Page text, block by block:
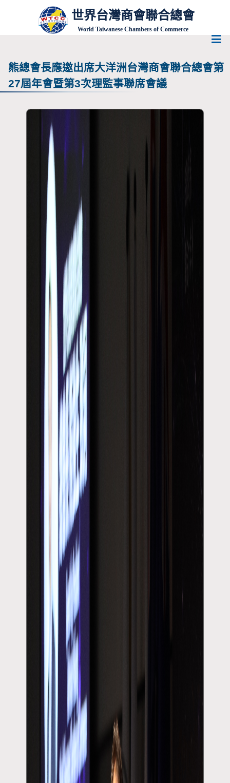
世界台灣商會聯合總會
World Taiwanese Chambers of Commerce
熊總會長應邀出席大洋洲台灣商會聯合總會第
27屆年會暨第3次理監事聯席會議